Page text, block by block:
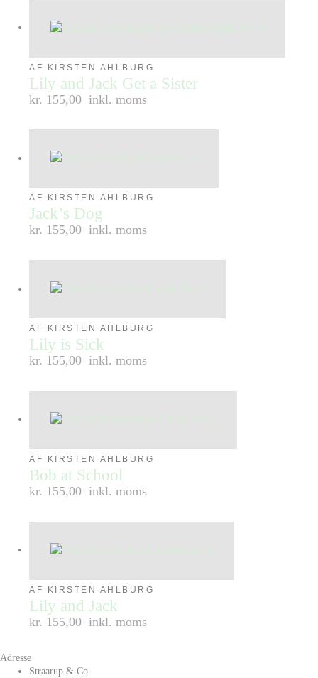
AF KIRSTEN AHLBURG
Lily and Jack Get a Sister
kr. 155,00 inkl. moms
AF KIRSTEN AHLBURG
Jack’s Dog
kr. 155,00 inkl. moms
AF KIRSTEN AHLBURG
Lily is Sick
kr. 155,00 inkl. moms
AF KIRSTEN AHLBURG
Bob at School
kr. 155,00 inkl. moms
AF KIRSTEN AHLBURG
Lily and Jack
kr. 155,00 inkl. moms
Adresse
Straarup & Co